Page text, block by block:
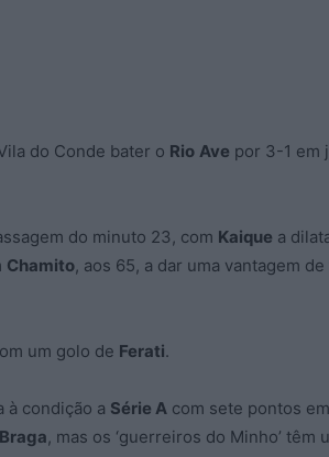
do Conde bater o Rio Ave por 3-1 em
do minuto 23, com Kaique a
Chamito, aos 65, a dar uma vantagem
um golo de Ferati.
à condição a Série A com sete pontos
, mas os ‘guerreiros do Minho’ têm